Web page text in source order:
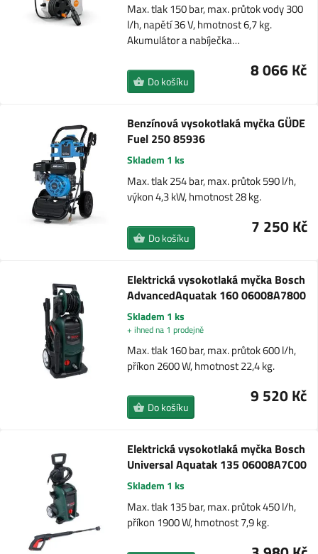
Max. tlak 150 bar, max. průtok vody 300
l/h, napětí 36 V, hmotnost 6,7 kg.
Akumulátor a nabíječka…
8 066 Kč
Do košíku
Benzínová vysokotlaká myčka GÜDE
Fuel 250 85936
Skladem 1 ks
Max. tlak 254 bar, max. průtok 590 l/h,
výkon 4,3 kW, hmotnost 28 kg.
7 250 Kč
Do košíku
Elektrická vysokotlaká myčka Bosch
AdvancedAquatak 160 06008A7800
Skladem 1 ks
+ ihned na 1 prodejně
Max. tlak 160 bar, max. průtok 600 l/h,
příkon 2600 W, hmotnost 22,4 kg.
9 520 Kč
Do košíku
Elektrická vysokotlaká myčka Bosch
Universal Aquatak 135 06008A7C00
Skladem 1 ks
Max. tlak 135 bar, max. průtok 450 l/h,
příkon 1900 W, hmotnost 7,9 kg.